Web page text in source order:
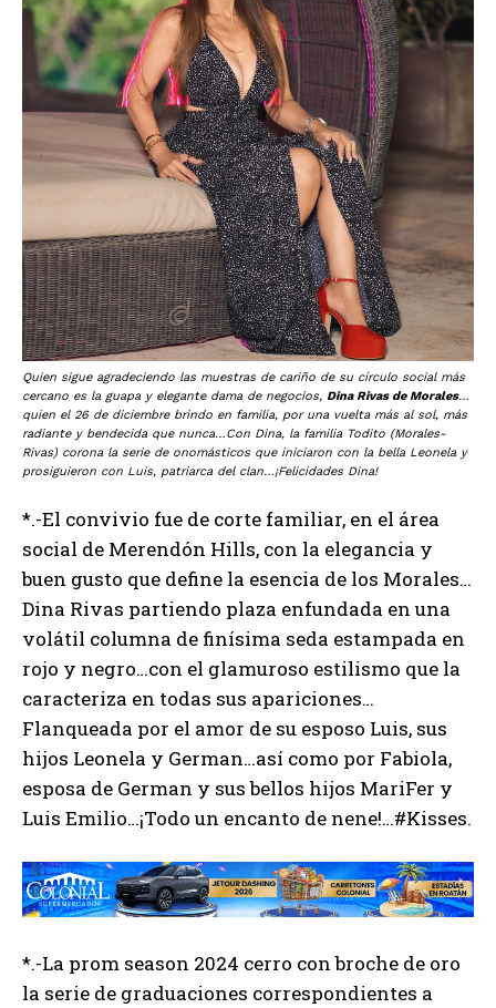
Quien sigue agradeciendo las muestras de cariño de su círculo social más
cercano es la guapa y elegante dama de negocios, Dina Rivas de Morales…
quien el 26 de diciembre brindo en familia, por una vuelta más al sol, más
radiante y bendecida que nunca…Con Dina, la familia Todito (Morales-
Rivas) corona la serie de onomásticos que iniciaron con la bella Leonela y
prosiguieron con Luis, patriarca del clan…¡Felicidades Dina!
*.-El convivio fue de corte familiar, en el área
social de Merendón Hills, con la elegancia y
buen gusto que define la esencia de los Morales…
Dina Rivas partiendo plaza enfundada en una
volátil columna de finísima seda estampada en
rojo y negro…con el glamuroso estilismo que la
caracteriza en todas sus apariciones…
Flanqueada por el amor de su esposo Luis, sus
hijos Leonela y German…así como por Fabiola,
esposa de German y sus bellos hijos MariFer y
Luis Emilio…¡Todo un encanto de nene!…#Kisses.
*.-La prom season 2024 cerro con broche de oro
la serie de graduaciones correspondientes a